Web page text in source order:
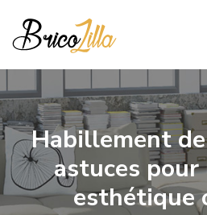
Habillement
astuces
esthétique